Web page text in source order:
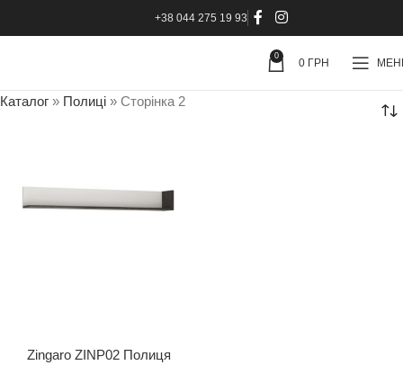
+38 044 275 19 93
0
0 ГРН
Каталог » Полиці » Сторінка 2
Zingaro ZINP02 Полиця